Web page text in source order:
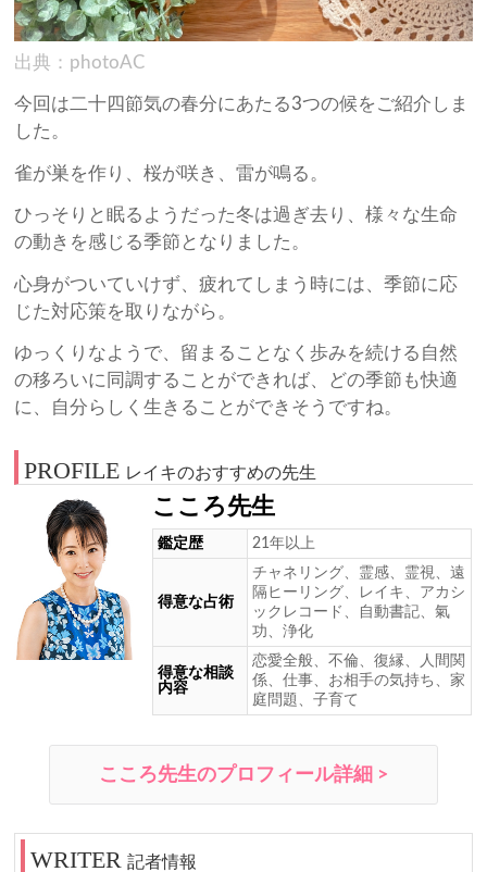
出典：photoAC
今回は二十四節気の春分にあたる3つの候をご紹介しま
した。
雀が巣を作り、桜が咲き、雷が鳴る。
ひっそりと眠るようだった冬は過ぎ去り、様々な生命
の動きを感じる季節となりました。
心身がついていけず、疲れてしまう時には、季節に応
じた対応策を取りながら。
ゆっくりなようで、留まることなく歩みを続ける自然
の移ろいに同調することができれば、どの季節も快適
に、自分らしく生きることができそうですね。
PROFILE レイキのおすすめの先生
こころ先生
鑑定歴 21年以上
得意な占術
チャネリング、霊感、霊視、遠
隔ヒーリング、レイキ、アカシ
ックレコード、自動書記、氣
功、浄化
得意な相談
内容
恋愛全般、不倫、復縁、人間関
係、仕事、お相手の気持ち、家
庭問題、子育て
こころ先生のプロフィール詳細 >
記者情報